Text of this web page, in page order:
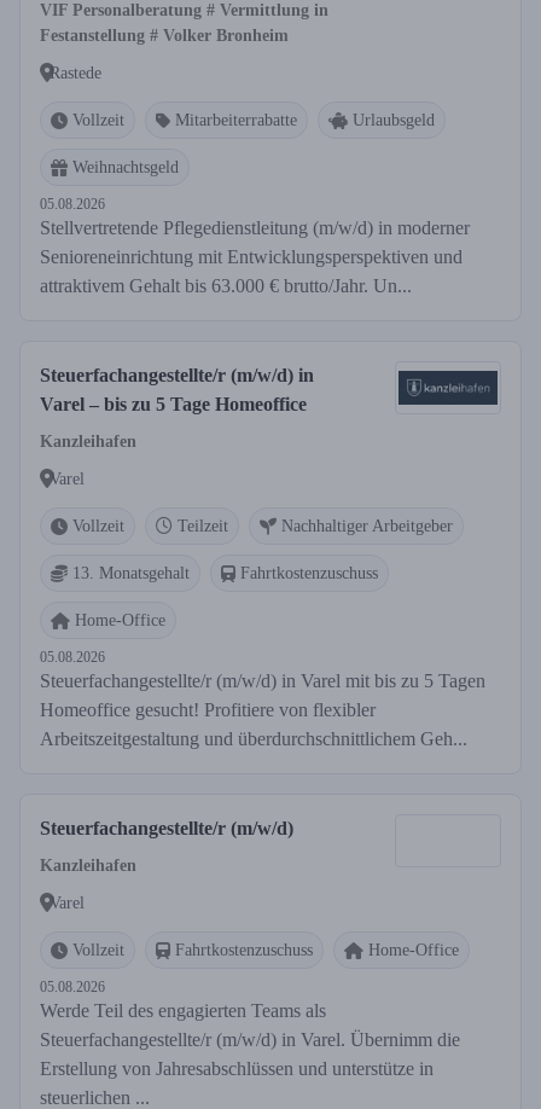
VIF Personalberatung # Vermittlung in
Festanstellung # Volker Bronheim
Rastede
Vollzeit Mitarbeiterrabatte Urlaubsgeld
Weihnachtsgeld
05.08.2026
Stellvertretende Pflegedienstleitung (m/w/d) in moderner
Senioreneinrichtung mit Entwicklungsperspektiven und
attraktivem Gehalt bis 63.000 € brutto/Jahr. Un...
Steuerfachangestellte/r (m/w/d) in
Varel – bis zu 5 Tage Homeoffice
Kanzleihafen
Varel
Vollzeit Teilzeit Nachhaltiger Arbeitgeber
13. Monatsgehalt Fahrtkostenzuschuss
Home-Office
05.08.2026
Steuerfachangestellte/r (m/w/d) in Varel mit bis zu 5 Tagen
Homeoffice gesucht! Profitiere von flexibler
Arbeitszeitgestaltung und überdurchschnittlichem Geh...
Steuerfachangestellte/r (m/w/d)
Kanzleihafen
Varel
Vollzeit Fahrtkostenzuschuss Home-Office
05.08.2026
Werde Teil des engagierten Teams als
Steuerfachangestellte/r (m/w/d) in Varel. Übernimm die
Erstellung von Jahresabschlüssen und unterstütze in
steuerlichen ...